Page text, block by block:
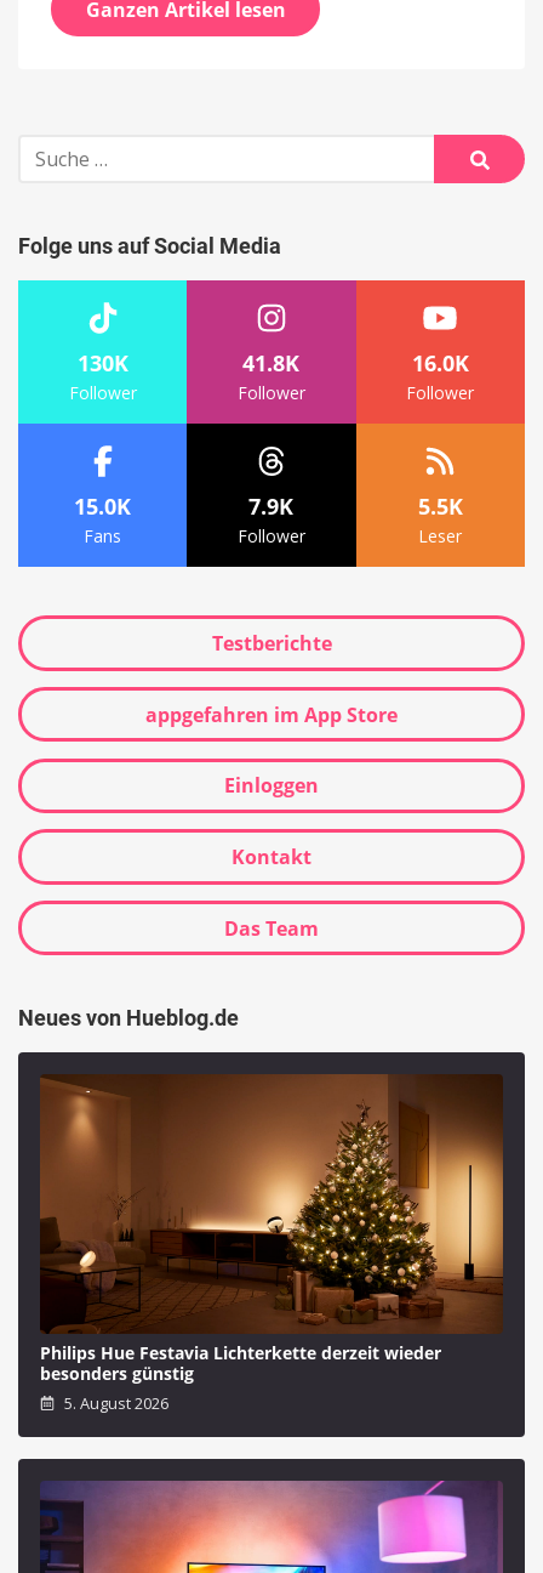
Ganzen Artikel lesen
Suche
nach:
Suche
Folge uns auf Social Media
130K
Follower
41.8K
Follower
16.0K
Follower
15.0K
Fans
7.9K
Follower
5.5K
Leser
Testberichte
appgefahren im App Store
Einloggen
Kontakt
Das Team
Neues von Hueblog.de
Philips Hue Festavia Lichterkette derzeit wieder
besonders günstig
5. August 2026